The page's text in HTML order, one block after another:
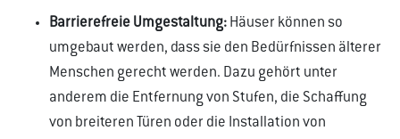
Barrierefreie Umgestaltung: Häuser können so
umgebaut werden, dass sie den Bedürfnissen älterer
Menschen gerecht werden. Dazu gehört unter
anderem die Entfernung von Stufen, die Schaffung
von breiteren Türen oder die Installation von